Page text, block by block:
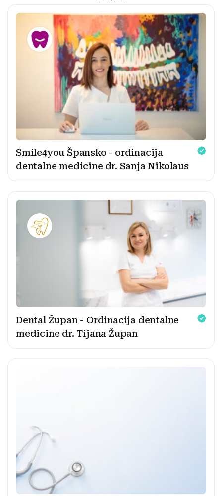
Smile4you Špansko - ordinacija
dentalne medicine dr. Sanja Nikolaus
Dental Župan - Ordinacija dentalne
medicine dr. Tijana Župan